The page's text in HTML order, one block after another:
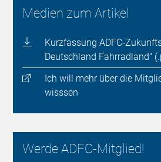
Medien zum Artikel
Kurzfassung ADFC-
Deutschland Fahrradland"
Ich will mehr über die
wisssen
Werde ADFC-Mitglied!